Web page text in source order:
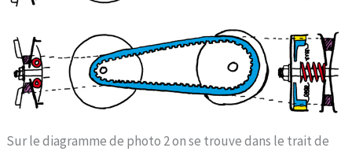
Sur le diagramme de photo 2 on se trouve dans le trait de